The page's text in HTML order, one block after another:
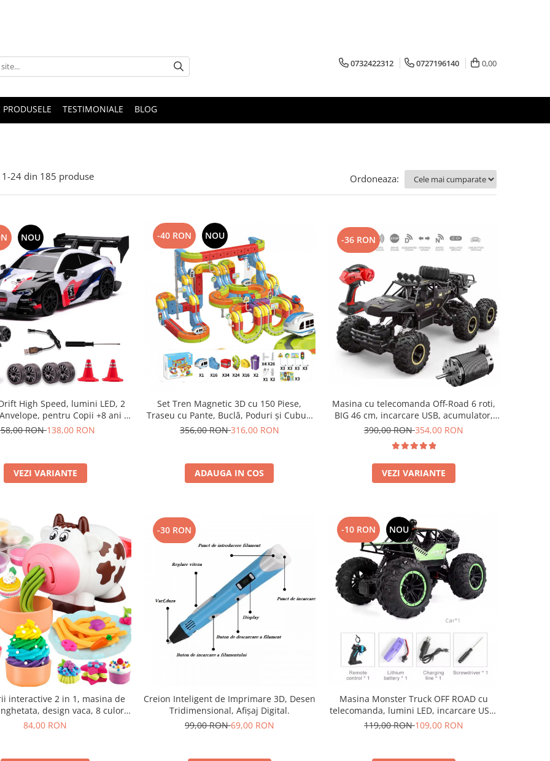
0732422312 0727196140 0,00
TESTIMONIALE BLOG
1-24 din 185 produse Ordoneaza:
NOU
High Speed, lumini LED, 2
pentru Copii +8 ani si
inclus 26x13x12cm
RON138,00 RON
VEZI VARIANTE
-40 RON NOU
Set Tren Magnetic 3D cu 150 Piese,
Traseu cu Pante, Buclă, Poduri și Cuburi
Colorate, Jucarie Educativa, 3-8 ani
356,00 RON316,00 RON
ADAUGA IN COS
-36 RON
Masina cu telecomanda Off-Road 6 roti,
BIG 46 cm, incarcare USB, acumulator,
46x22x20cm
390,00 RON354,00 RON
VEZI VARIANTE
interactive 2 in 1, masina de
design vaca, 8 culori
non-toxic, accesorii incluse
84,00 RON
-30 RON
Creion Inteligent de Imprimare 3D, Desen
Tridimensional, Afișaj Digital.
99,00 RON69,00 RON
-10 RON NOU
Masina Monster Truck OFF ROAD cu
telecomanda, lumini LED, incarcare USB,
acumulator inclus 20.5x14x12.5cm
119,00 RON109,00 RON